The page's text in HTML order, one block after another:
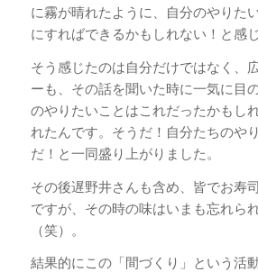
に霧が晴れたように、自分のやりた
にすればできるかもしれない！と感
そう感じたのは自分だけではなく、
ーも、その話を聞いた時に一気に目
のやりたいことはこれだったかもし
れたんです。そうだ！自分たちのや
だ！と一同盛り上がりました。
その後遅野井さんも含め、皆でお寿
ですが、その時の味はいまも忘れら
（笑）。
結果的にこの「間づくり」という活